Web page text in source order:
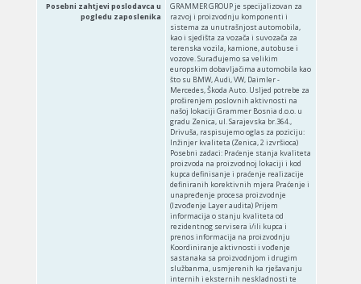
Posebni zahtjevi poslodavca u
pogledu zaposlenika
GRAMMER GROUP je specijalizovan za
razvoj i proizvodnju komponenti i
sistema za unutrašnjost automobila,
kao i sjedišta za vozača i suvozača za
terenska vozila, kamione, autobuse i
vozove. Surađujemo sa velikim
europskim dobavljačima automobila kao
što su BMW, Audi, VW, Daimler -
Mercedes, Škoda Auto. Usljed potrebe za
proširenjem poslovnih aktivnosti na
našoj lokaciji Grammer Bosnia d.o.o. u
gradu Zenica, ul. Sarajevska br.364.,
Drivuša, raspisujemo oglas za poziciju:
Inžinjer kvaliteta (Zenica, 2 izvršioca)
Posebni zadaci: Praćenje stanja kvaliteta
proizvoda na proizvodnoj lokaciji i kod
kupca definisanje i praćenje realizacije
definiranih korektivnih mjera Praćenje i
unapređenje procesa proizvodnje
(Izvođenje Layer audita) Prijem
informacija o stanju kvaliteta od
rezidentnog servisera i/ili kupca i
prenos informacija na proizvodnju
Koordiniranje aktivnosti i vođenje
sastanaka sa proizvodnjom i drugim
službanma, usmjerenih ka rješavanju
internih i eksternih neskladnosti te